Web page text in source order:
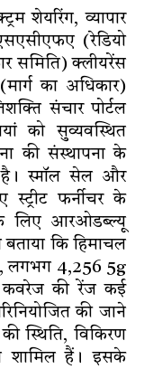
शेयरिंग, व्यापार
(रेडियो
समिति) क्लीयरेंस
का अधिकार)
संचार पोर्टल
को सुव्यवस्थित
की संस्थापना के
है। स्मॉल सेल और
फर्नीचर के
लिए आरओडब्ल्यू
बताया कि हिमाचल
लगभग 4,256 5g
की रेंज कई
की जाने
स्थिति, विकिरण
शामिल हैं। इसके